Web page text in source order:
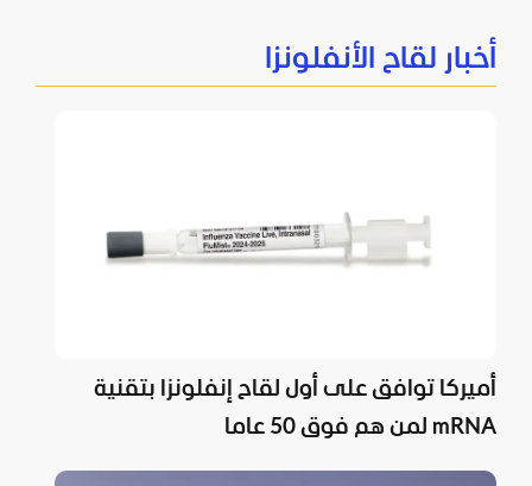
أخبار لقاح الأنفلونزا
أميركا توافق على أول لقاح إنفلونزا بتقنية
mRNA لمن هم فوق 50 عاما